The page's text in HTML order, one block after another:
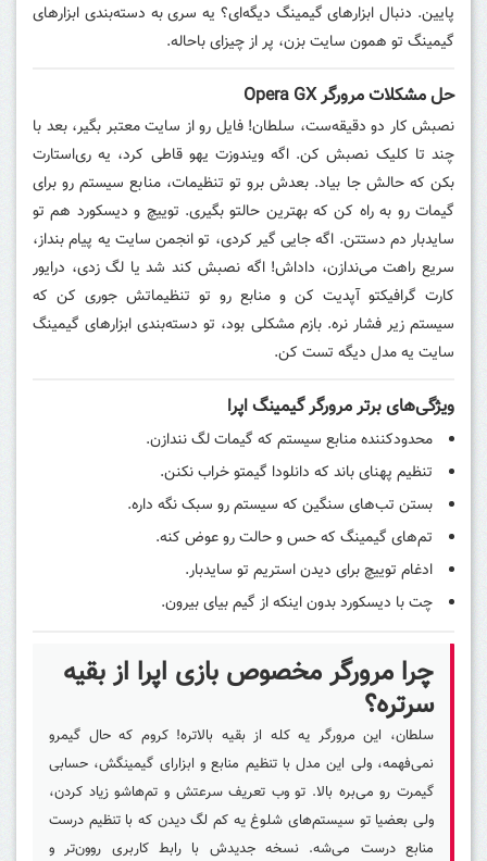
پایین. دنبال ابزارهای گیمینگ دیگه‌ای؟ یه سری به دسته‌بندی ابزارهای
گیمینگ تو همون سایت بزن، پر از چیزای باحاله.
حل مشکلات مرورگر Opera GX
نصبش کار دو دقیقه‌ست، سلطان! فایل رو از سایت معتبر بگیر، بعد با
چند تا کلیک نصبش کن. اگه ویندوزت یهو قاطی کرد، یه ری‌استارت
بکن که حالش جا بیاد. بعدش برو تو تنظیمات، منابع سیستم رو برای
گیمات رو به راه کن که بهترین حالتو بگیری. توییچ و دیسکورد هم تو
سایدبار دم دستتن. اگه جایی گیر کردی، تو انجمن سایت یه پیام بنداز،
سریع راهت می‌ندازن، داداش! اگه نصبش کند شد یا لگ زدی، درایور
کارت گرافیکتو آپدیت کن و منابع رو تو تنظیماتش جوری کن که
سیستم زیر فشار نره. بازم مشکلی بود، تو دسته‌بندی ابزارهای گیمینگ
سایت یه مدل دیگه تست کن.
ویژگی‌های برتر مرورگر گیمینگ اپرا
محدودکننده منابع سیستم که گیمات لگ نندازن.
تنظیم پهنای باند که دانلودا گیمتو خراب نکنن.
بستن تب‌های سنگین که سیستم رو سبک نگه داره.
تم‌های گیمینگ که حس و حالت رو عوض کنه.
ادغام توییچ برای دیدن استریم تو سایدبار.
چت با دیسکورد بدون اینکه از گیم بیای بیرون.
چرا مرورگر مخصوص بازی اپرا از بقیه
سرتره؟
سلطان، این مرورگر یه کله از بقیه بالاتره! کروم که حال گیمرو
نمی‌فهمه، ولی این مدل با تنظیم منابع و ابزارای گیمینگش، حسابی
گیمرت رو می‌بره بالا. تو وب تعریف سرعتش و تم‌هاشو زیاد کردن،
ولی بعضیا تو سیستم‌های شلوغ یه کم لگ دیدن که با تنظیم درست
منابع درست می‌شه. نسخه جدیدش با رابط کاربری روون‌تر و